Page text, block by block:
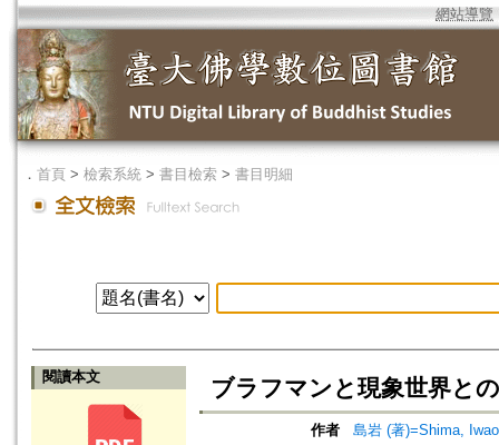
網站導覽
． 首頁 > 檢索系統 > 書目檢索 > 書目明細
閱讀本文 ブラフマンと現象世界と
作者
島岩 (著)=Shima,